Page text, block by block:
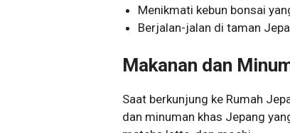
Menikmati kebun bonsai
Berjalan-jalan di taman
Makanan dan
Saat berkunjung ke Rumah
dan minuman khas Jepang